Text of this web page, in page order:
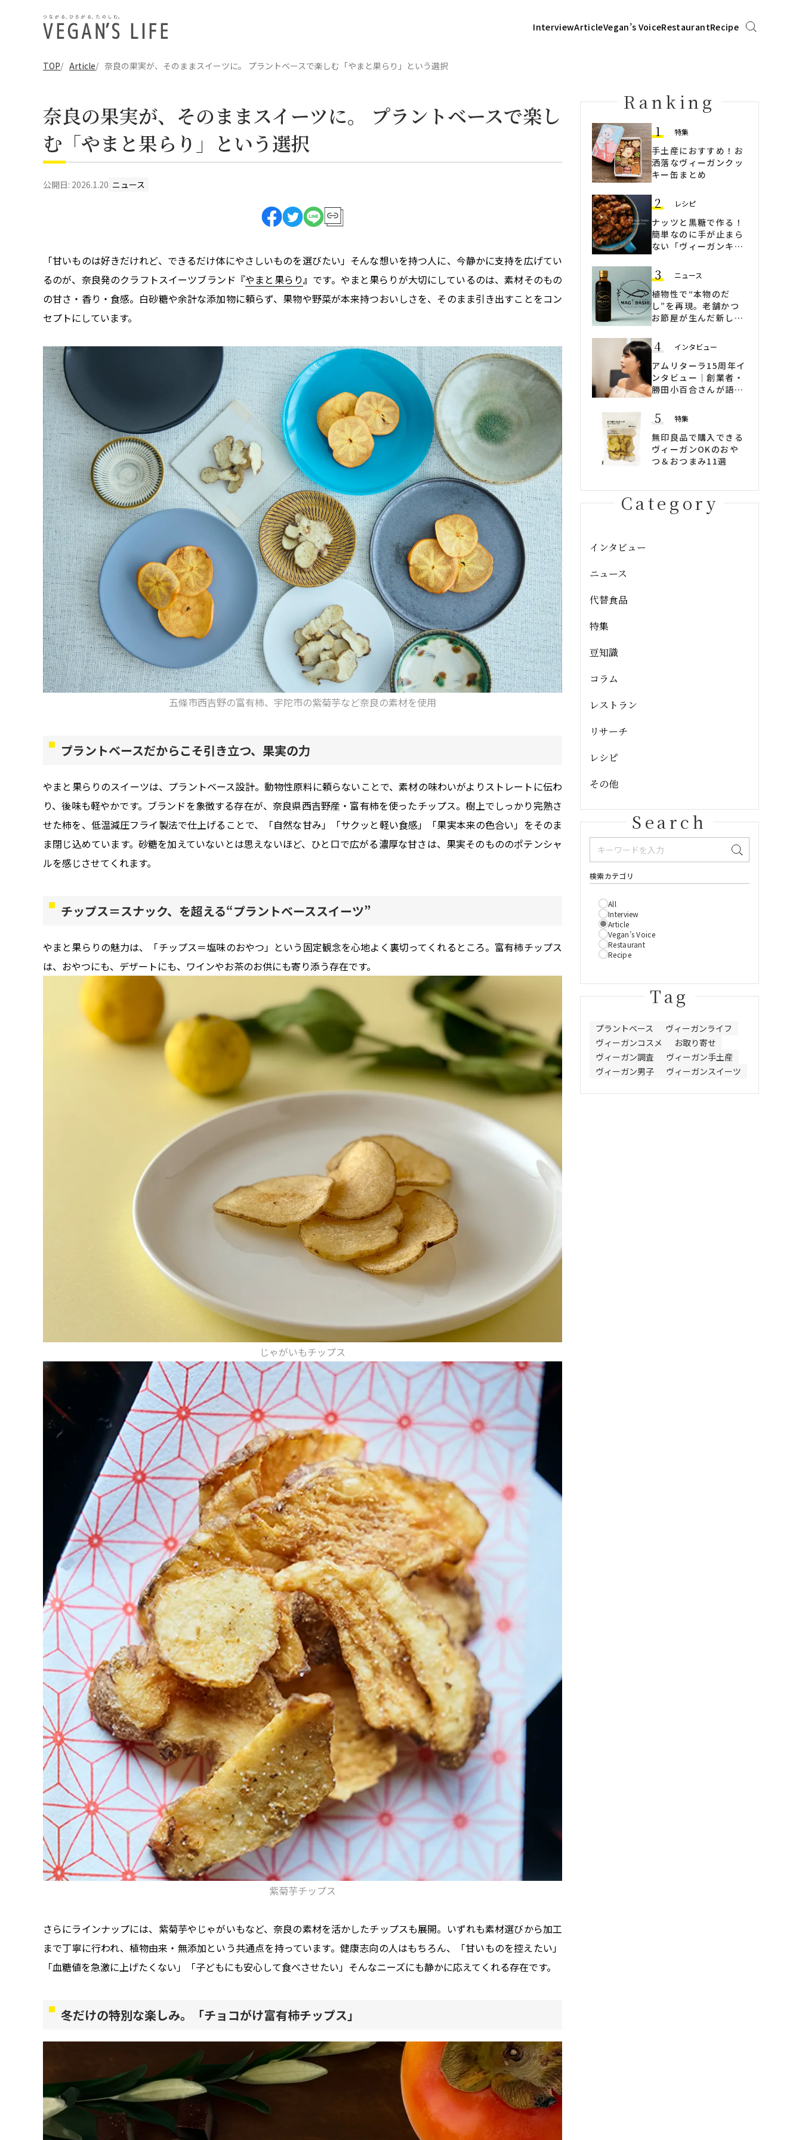
InterviewArticleVegan’s VoiceRestaurantRecipe
TOP Article 奈良の果実が、そのままスイーツに。 プラントベースで楽しむ「やまと果らり」という選択
奈良の果実が、そのままスイーツに。 プラントベースで楽し
む「やまと果らり」という選択
公開日: 2026.1.20 ニュース
「甘いものは好きだけれど、できるだけ体にやさしいものを選びたい」そんな想いを持つ人に、今静かに支持を広げてい
るのが、奈良発のクラフトスイーツブランド『やまと果らり』 です。やまと果らりが大切にしているのは、素材そのもの
の甘さ・香り・食感。白砂糖や余計な添加物に頼らず、果物や野菜が本来持つおいしさを、そのまま引き出すことをコン
セプトにしています。
五條市西吉野の富有柿、宇陀市の紫菊芋など奈良の素材を使用
プラントベースだからこそ引き立つ、果実の力
やまと果らりのスイーツは、プラントベース設計。動物性原料に頼らないことで、素材の味わいがよりストレートに伝わ
り、後味も軽やかです。ブランドを象徴する存在が、奈良県西吉野産・富有柿を使ったチップス。樹上でしっかり完熟さ
せた柿を、低温減圧フライ製法で仕上げることで、「自然な甘み」「サクッと軽い食感」「果実本来の色合い」をそのま
ま閉じ込めています。砂糖を加えていないとは思えないほど、ひと口で広がる濃厚な甘さは、果実そのもののポテンシャ
ルを感じさせてくれます。
チップス＝スナック、を超える“プラントベーススイーツ”
やまと果らりの魅力は、「チップス＝塩味のおやつ」という固定観念を心地よく裏切ってくれるところ。富有柿チップス
は、おやつにも、デザートにも、ワインやお茶のお供にも寄り添う存在です。
じゃがいもチップス
紫菊芋チップス
さらにラインナップには、紫菊芋やじゃがいもなど、奈良の素材を活かしたチップスも展開。いずれも素材選びから加工
まで丁寧に行われ、植物由来・無添加という共通点を持っています。健康志向の人はもちろん、「甘いものを控えたい」
「血糖値を急激に上げたくない」「子どもにも安心して食べさせたい」そんなニーズにも静かに応えてくれる存在です。
冬だけの特別な楽しみ。「チョコがけ富有柿チップス」
Ranking
1 特集
手土産におすすめ！お
洒落なヴィーガンクッ
キー缶まとめ
2 レシピ
ナッツと黒糖で作る！
簡単なのに手が止まら
ない「ヴィーガンキャ
3 ニュース
植物性で“本物のだ
し”を再現。老舗かつ
お節屋が生んだ新しい
「MAGI DASHI」
4 インタビュー
アムリターラ15周年イ
ンタビュー｜創業者・
勝田小百合さんが語
に変わる」ブランドの
哲学
5 特集
無印良品で購入できる
ヴィーガンOKのおや
つ＆おつまみ11選
Category
インタビュー
ニュース
代替食品
特集
豆知識
コラム
レストラン
リサーチ
レシピ
その他
Search
検索カテゴリ
All
Interview
Article
Vegan’s Voice
Restaurant
Recipe
Tag
プラントベース
ヴィーガンライフ
ヴィーガンコスメ
お取り寄せ
ヴィーガン調査
ヴィーガン手土産
ヴィーガン男子
ヴィーガンスイーツ